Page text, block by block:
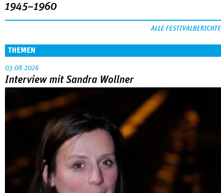
1945–1960
ALLE FESTIVALBERICHTE
THEMEN
03.08.2026
Interview mit Sandra Wollner